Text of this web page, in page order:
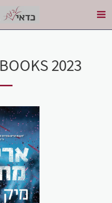
BOOKS 2023 #אריות מתים